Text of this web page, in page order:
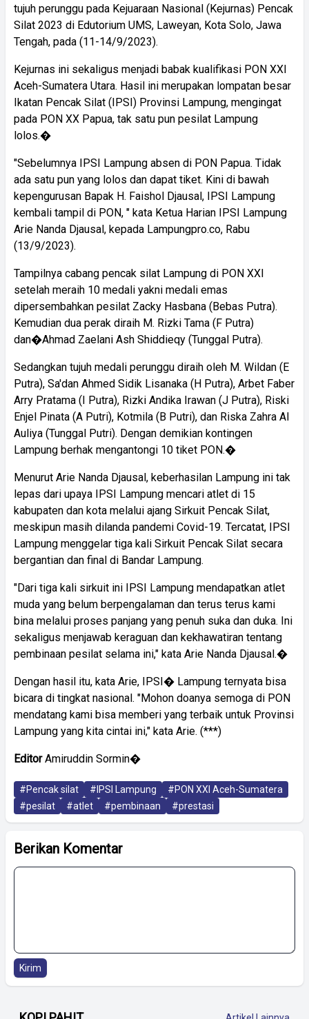
tujuh perunggu pada Kejuaraan Nasional (Kejurnas) Pencak
Silat 2023 di Edutorium UMS, Laweyan, Kota Solo, Jawa
Tengah, pada (11-14/9/2023).
Kejurnas ini sekaligus menjadi babak kualifikasi PON XXI
Aceh-Sumatera Utara. Hasil ini merupakan lompatan besar
Ikatan Pencak Silat (IPSI) Provinsi Lampung, mengingat
pada PON XX Papua, tak satu pun pesilat Lampung
lolos.�
"Sebelumnya IPSI Lampung absen di PON Papua. Tidak
ada satu pun yang lolos dan dapat tiket. Kini di bawah
kepengurusan Bapak H. Faishol Djausal, IPSI Lampung
kembali tampil di PON, " kata Ketua Harian IPSI Lampung
Arie Nanda Djausal, kepada Lampungpro.co, Rabu
(13/9/2023).
Tampilnya cabang pencak silat Lampung di PON XXI
setelah meraih 10 medali yakni medali emas
dipersembahkan pesilat Zacky Hasbana (Bebas Putra).
Kemudian dua perak diraih M. Rizki Tama (F Putra)
dan�Ahmad Zaelani Ash Shiddieqy (Tunggal Putra).
Sedangkan tujuh medali perunggu diraih oleh M. Wildan (E
Putra), Sa'dan Ahmed Sidik Lisanaka (H Putra), Arbet Faber
Arry Pratama (I Putra), Rizki Andika Irawan (J Putra), Riski
Enjel Pinata (A Putri), Kotmila (B Putri), dan Riska Zahra Al
Auliya (Tunggal Putri). Dengan demikian kontingen
Lampung berhak mengantongi 10 tiket PON.�
Menurut Arie Nanda Djausal, keberhasilan Lampung ini tak
lepas dari upaya IPSI Lampung mencari atlet di 15
kabupaten dan kota melalui ajang Sirkuit Pencak Silat,
meskipun masih dilanda pandemi Covid-19. Tercatat, IPSI
Lampung menggelar tiga kali Sirkuit Pencak Silat secara
bergantian dan final di Bandar Lampung.
"Dari tiga kali sirkuit ini IPSI Lampung mendapatkan atlet
muda yang belum berpengalaman dan terus terus kami
bina melalui proses panjang yang penuh suka dan duka. Ini
sekaligus menjawab keraguan dan kekhawatiran tentang
pembinaan pesilat selama ini," kata Arie Nanda Djausal.�
Dengan hasil itu, kata Arie, IPSI� Lampung ternyata bisa
bicara di tingkat nasional. "Mohon doanya semoga di PON
mendatang kami bisa memberi yang terbaik untuk Provinsi
Lampung yang kita cintai ini," kata Arie. (***)
EditorAmiruddin Sormin�
#Pencak silat #IPSI Lampung
#PON XXI Aceh-Sumatera
#pesilat
#atlet #pembinaan #prestasi
Berikan Komentar
Kirim